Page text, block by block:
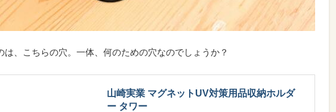
は、こちらの穴。一体、何のための穴なのでしょうか？
山崎実業 マグネットUV対策用品収納ホルダ
ー タワー